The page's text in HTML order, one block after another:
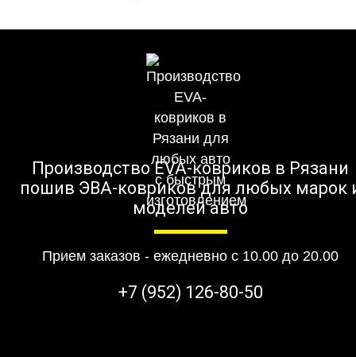
Производство EVA-ковриков в Рязани
пошив ЭВА-ковриков для любых марок
моделей авто
Прием заказов - ежедневно с 10.00 до 20.00
+7 (952) 126-80-50